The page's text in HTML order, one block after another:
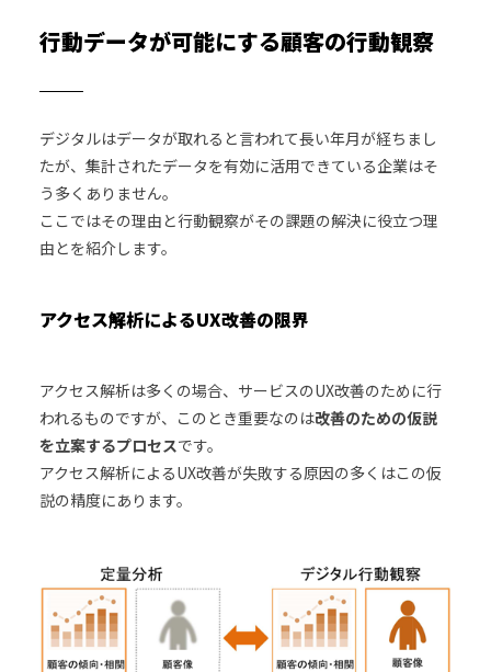
行動データが可能にする顧客の行動観察
デジタルはデータが取れると言われて長い年月が経ちまし
たが、集計されたデータを有効に活用できている企業はそ
う多くありません。
ここではその理由と行動観察がその課題の解決に役立つ理
由とを紹介します。
アクセス解析によるUX改善の限界
アクセス解析は多くの場合、サービスのUX改善のために行
われるものですが、このとき重要なのは改善のための仮説
を立案するプロセスです。
アクセス解析によるUX改善が失敗する原因の多くはこの仮
説の精度にあります。